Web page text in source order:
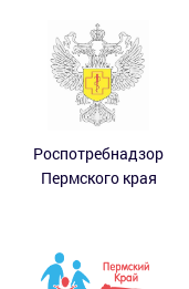
Роспотребнадзор
Пермского края